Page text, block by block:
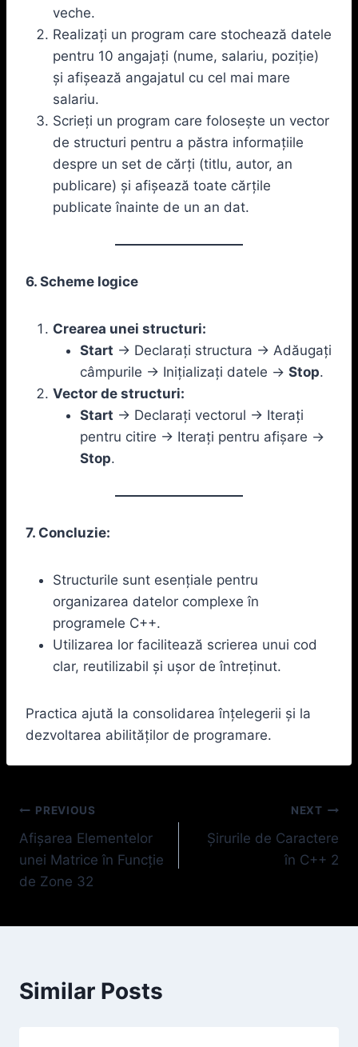
veche.
Realizați un program care stochează datele
pentru 10 angajați (nume, salariu, poziție)
și afișează angajatul cu cel mai mare
salariu.
Scrieți un program care folosește un vector
de structuri pentru a păstra informațiile
despre un set de cărți (titlu, autor, an
publicare) și afișează toate cărțile
publicate înainte de un an dat.
6. Scheme logice
Crearea unei structuri:
Start -> Declarați structura -> Adăugați
câmpurile -> Inițializați datele -> Stop.
Vector de structuri:
Start -> Declarați vectorul -> Iterați
pentru citire -> Iterați pentru afișare ->
Stop.
7. Concluzie:
Structurile sunt esențiale pentru
organizarea datelor complexe în
programele C++.
Utilizarea lor facilitează scrierea unui cod
clar, reutilizabil și ușor de întreținut.
Practica ajută la consolidarea înțelegerii și la
dezvoltarea abilităților de programare.
Navigare
în
articole
PREVIOUS
Afișarea Elementelor
unei Matrice în Funcție
de Zone 32
NEXT
Șirurile de Caractere
în C++ 2
Similar Posts